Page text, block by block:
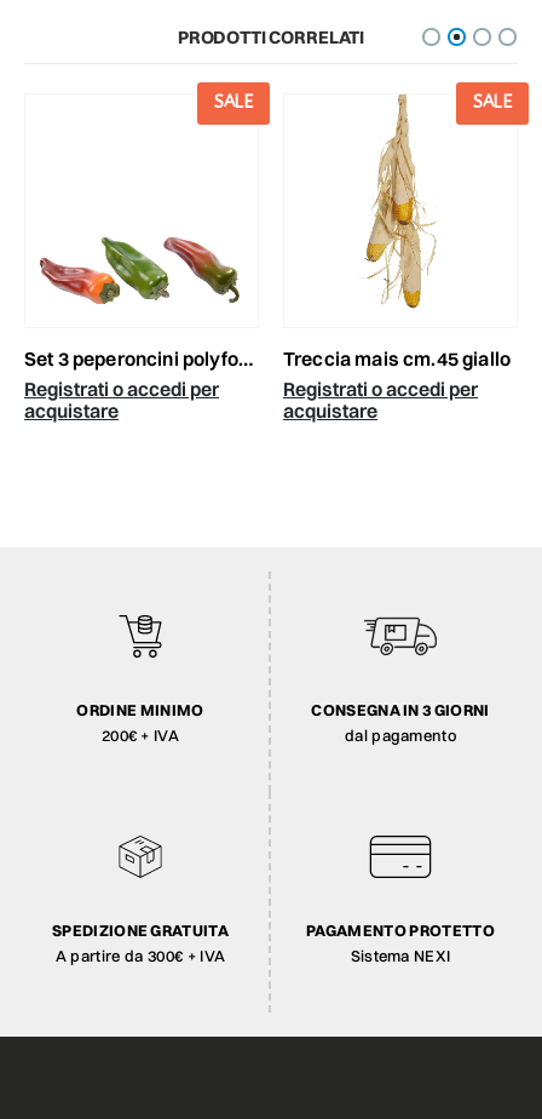
PRODOTTI CORRELATI
SALE
set 3 peperoncini polyfoam cm.14,5 ass.
Registrati o accedi per
acquistare
SALE
treccia mais cm.45 giallo
Registrati o accedi per
acquistare
ORDINE MINIMO
200€ + IVA
CONSEGNA IN 3 GIORNI
dal pagamento
SPEDIZIONE GRATUITA
A partire da 300€ + IVA
PAGAMENTO PROTETTO
Sistema NEXI